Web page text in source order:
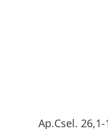
Ap.Csel.